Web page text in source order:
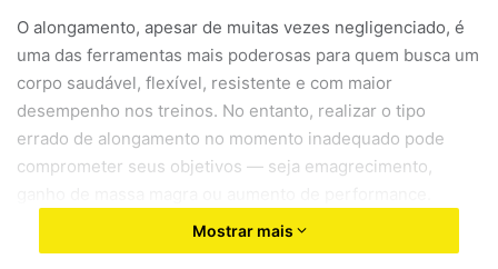
O alongamento, apesar de muitas vezes negligenciado, é
uma das ferramentas mais poderosas para quem busca um
corpo saudável, flexível, resistente e com maior
desempenho nos treinos. No entanto, realizar o tipo
errado de alongamento no momento inadequado pode
comprometer seus objetivos — seja emagrecimento,
Neste artigo, vamos explorar de forma aprofundada os
Mostrar mais